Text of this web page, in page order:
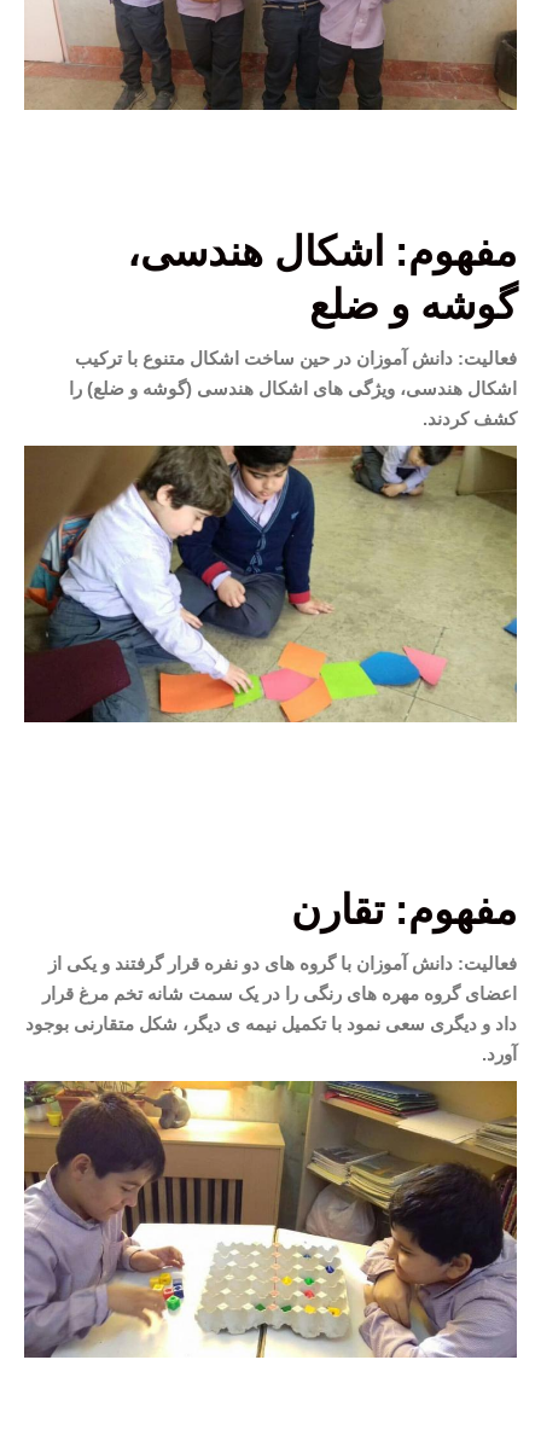
مفهوم: اشکال هندسی،
گوشه و ضلع
فعالیت: دانش آموزان در حین ساخت اشکال متنوع با ترکیب
اشکال هندسی، ویژگی های اشکال هندسی (گوشه و ضلع) را
کشف کردند.
مفهوم: تقارن
فعالیت: دانش آموزان با گروه های دو نفره قرار گرفتند و یکی از
اعضای گروه مهره های رنگی را در یک سمت شانه تخم مرغ قرار
داد و دیگری سعی نمود با تکمیل نیمه ی دیگر، شکل متقارنی بوجود
آورد.